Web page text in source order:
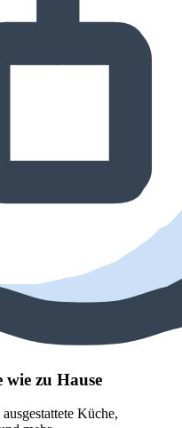
wie zu Hause
Küche,